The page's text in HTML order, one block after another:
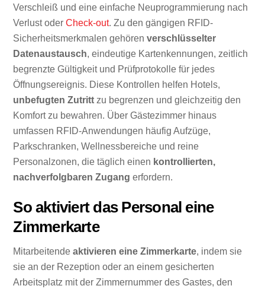
Verschleiß und eine einfache Neuprogrammierung nach
Verlust oderCheck-out. Zu den gängigen RFID-
Sicherheitsmerkmalen gehörenverschlüsselter
Datenaustausch, eindeutige Kartenkennungen, zeitlich
begrenzte Gültigkeit und Prüfprotokolle für jedes
Öffnungsereignis. Diese Kontrollen helfen Hotels,
unbefugten Zutritt zu begrenzen und gleichzeitig den
Komfort zu bewahren. Über Gästezimmer hinaus
umfassen RFID-Anwendungen häufig Aufzüge,
Parkschranken, Wellnessbereiche und reine
Personalzonen, die täglich einen kontrollierten,
nachverfolgbaren Zugang erfordern.
So aktiviert das Personal eine
Zimmerkarte
Mitarbeitendeaktivieren eine Zimmerkarte, indem sie
sie an der Rezeption oder an einem gesicherten
Arbeitsplatz mit der Zimmernummer des Gastes, den